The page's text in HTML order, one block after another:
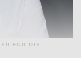
FÜR DIE